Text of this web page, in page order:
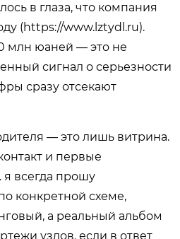
в глаза, что компания
(https://www.lztydl.ru).
млн юаней — это не
сигнал о серьезности
сразу отсекают
— это лишь витрина.
и первые
я всегда прошу
конкретной схеме,
а реальный альбом
узлов. если в ответ